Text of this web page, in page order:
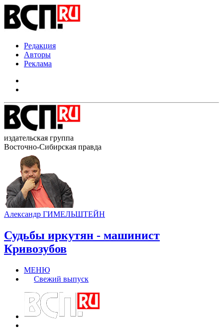
Редакция
Авторы
Реклама
издательская группа
Восточно-Сибирская правда
Александр ГИМЕЛЬШТЕЙН
Судьбы иркутян - машинист
Кривозубов
МЕНЮ
Свежий выпуск